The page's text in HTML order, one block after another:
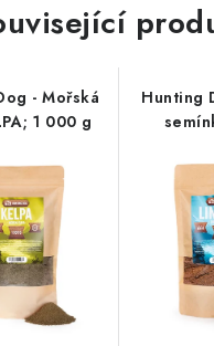
- Mořská
1 000 g
Hunting